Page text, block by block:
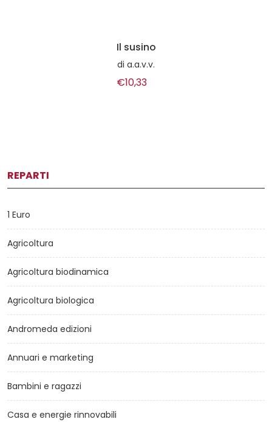
Il susino
di a.a.v.v.
€10,33
REPARTI
1 Euro
Agricoltura
Agricoltura biodinamica
Agricoltura biologica
Andromeda edizioni
Annuari e marketing
Bambini e ragazzi
Casa e energie rinnovabili